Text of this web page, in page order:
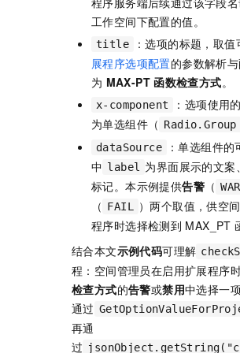
工作空间下配置的值。
title ：选项的标题，取值
展程序选项配置的参数解析
为 MAX-PT 函数检查方式。
x-component
：选项使用
为单选组件（ Radio.Group
dataSource
：单选组件
中 label 为界面展示的文案、
标记。本示例提供告警 （
（ FAIL
）两个取值，供空
程序时选择检测到 MAX_PT
结合本文示例代码可理解
程：空间管理员在启用扩展程序
检查方式的告警或禁用中选择一
通过
再通
过